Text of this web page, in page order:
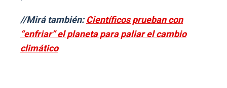
//Mirá también:Científicos prueban con
“enfriar” el planeta para paliar el cambio
climático